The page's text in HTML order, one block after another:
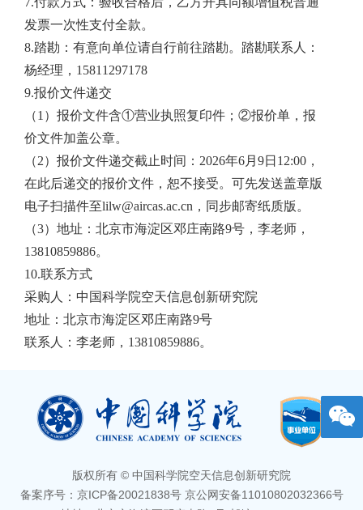
发票一次性支付全款。
8.踏勘：有意向单位请自行前往踏勘。踏勘联系人：
杨经理，15811297178
9.报价文件递交
（1）报价文件含①营业执照复印件；②报价单，报
价文件加盖公章。
（2）报价文件递交截止时间：2026年6月9日12:00，
在此后递交的报价文件，恕不接受。可先发送盖章版
电子扫描件至lilw@aircas.ac.cn ，同步邮寄纸质版。
（3）地址：北京市海淀区邓庄南路9号，李老师，
13810859886。
10.联系方式
采购人：中国科学院空天信息创新研究院
地址：北京市海淀区邓庄南路9号
联系人：李老师，13810859886。
版权所有 © 中国科学院空天信息创新研究院
备案序号：京ICP备20021838号 京公网安备11010802032366号